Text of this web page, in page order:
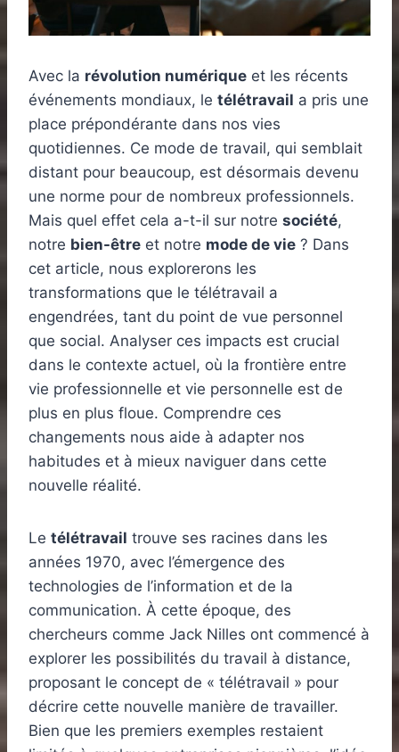
Avec la révolution numérique et les récents
événements mondiaux, le télétravail a pris une
place prépondérante dans nos vies
quotidiennes. Ce mode de travail, qui semblait
distant pour beaucoup, est désormais devenu
une norme pour de nombreux professionnels.
Mais quel effet cela a-t-il sur notre société,
notre bien-être et notre mode de vie ? Dans
cet article, nous explorerons les
transformations que le télétravail a
engendrées, tant du point de vue personnel
que social. Analyser ces impacts est crucial
dans le contexte actuel, où la frontière entre
vie professionnelle et vie personnelle est de
plus en plus floue. Comprendre ces
changements nous aide à adapter nos
habitudes et à mieux naviguer dans cette
nouvelle réalité.
Le télétravail trouve ses racines dans les
années 1970, avec l’émergence des
technologies de l’information et de la
communication. À cette époque, des
chercheurs comme Jack Nilles ont commencé à
explorer les possibilités du travail à distance,
proposant le concept de « télétravail » pour
décrire cette nouvelle manière de travailler.
Bien que les premiers exemples restaient